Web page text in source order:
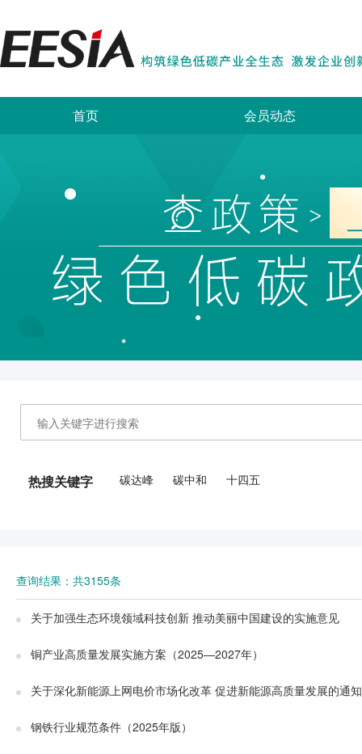
首页 会员动态
热搜关键字 碳达峰 碳中和 十四五
查询结果：共3155条
关于加强生态环境领域科技创新 推动美丽中国建设的实施意见
铜产业高质量发展实施方案（2025—2027年）
关于深化新能源上网电价市场化改革 促进新能源高质量发展的通知
钢铁行业规范条件（2025年版）